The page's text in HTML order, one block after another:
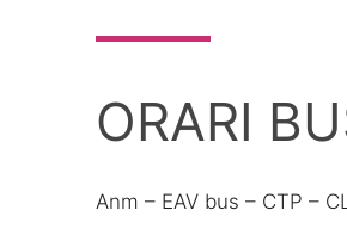
ORARI
Anm – EAV bus – CTP –